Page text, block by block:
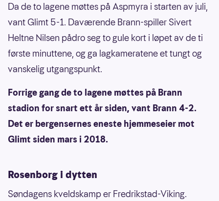
Da de to lagene møttes på Aspmyra i starten av juli,
vant Glimt 5-1. Daværende Brann-spiller Sivert
Heltne Nilsen pådro seg to gule kort i løpet av de ti
første minuttene, og ga lagkameratene et tungt og
vanskelig utgangspunkt.
Forrige gang de to lagene møttes på Brann
stadion for snart ett år siden, vant Brann 4-2.
Det er bergensernes eneste hjemmeseier mot
Glimt siden mars i 2018.
Rosenborg i dytten
Søndagens kveldskamp er Fredrikstad-Viking.